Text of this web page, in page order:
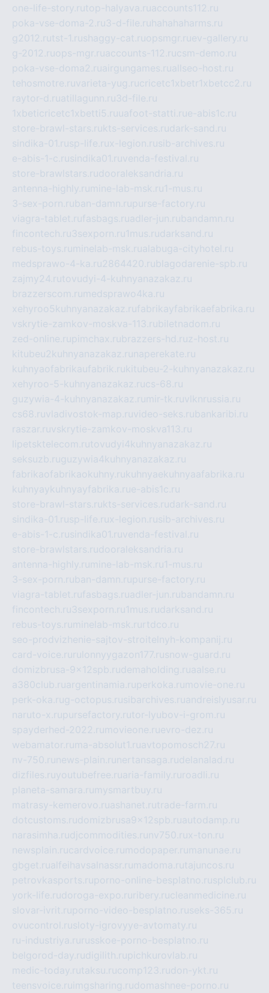
one-life-story.rutop-halyava.ruaccounts112.ru
poka-vse-doma-2.ru3-d-file.ru hahahaharms.ru
g2012.rutst-1.rushaggy-cat.ruopsmgr.ruev-gallery.ru
g-2012.ruops-mgr.ruaccounts-112.rucsm-demo.ru
poka-vse-doma2.ruairgungames.ruallseo-host.ru
tehosmotre.ruvarieta-yug.rucricetc1xbetr1xbetcc2.ru
raytor-d.ruatillagunn.ru3d-file.ru
1xbeticricetc1xbetti5.ruuafoot-statti.rue-abis1c.ru
store-brawl-stars.rukts-services.rudark-sand.ru
sindika-01.rusp-life.rux-legion.rusib-archives.ru
e-abis-1-c.rusindika01.ruvenda-festival.ru
store-brawlstars.rudooraleksandria.ru
antenna-highly.ru mine-lab-msk.ru1-mus.ru
3-sex-porn.ruban-damn.rupurse-factory.ru
viagra-tablet.rufasbags.ruadler-jun.rubandamn.ru
fincontech.ru3sexporn.ru1mus.rudarksand.ru
rebus-toys.ru minelab-msk.rualabuga-cityhotel.ru
medsprawo-4-ka.ru2864420.rublagodarenie-spb.ru
zajmy24.rutovudyi-4-kuhnyanazakaz.ru
brazzerscom.ru medsprawo4ka.ru
xehyroo5kuhnyanazakaz.rufabrikayfabrikaefabrika.ru
vskrytie-zamkov-moskva-113.rubiletnadom.ru
zed-online.rupimchax.rubrazzers-hd.ruz-host.ru
kitubeu2kuhnyanazakaz.ru naperekate.ru
kuhnyaofabrikaufabrik.rukitubeu-2-kuhnyanazakaz.ru
xehyroo-5-kuhnyanazakaz.rucs-68.ru
guzywia-4-kuhnyanazakaz.ru mir-tk.ruvlknrussia.ru
cs68.ruvladivostok-map.ruvideo-seks.rubankaribi.ru
raszar.ruvskrytie-zamkov-moskva113.ru
lipetsktelecom.rutovudyi4kuhnyanazakaz.ru
seksuzb.ruguzywia4kuhnyanazakaz.ru
fabrikaofabrikaokuhny.rukuhnyaekuhnyaafabrika.ru
kuhnyaykuhnyayfabrika.rue-abis1c.ru
store-brawl-stars.rukts-services.rudark-sand.ru
sindika-01.rusp-life.rux-legion.rusib-archives.ru
e-abis-1-c.rusindika01.ruvenda-festival.ru
store-brawlstars.rudooraleksandria.ru
antenna-highly.ru mine-lab-msk.ru1-mus.ru
3-sex-porn.ruban-damn.rupurse-factory.ru
viagra-tablet.rufasbags.ruadler-jun.rubandamn.ru
fincontech.ru3sexporn.ru1mus.rudarksand.ru
rebus-toys.ru minelab-msk.ru rtdco.ru
seo-prodvizhenie-sajtov-stroitelnyh-kompanij.ru
card-voice.ru rulonnyygazon177.rusnow-guard.ru
domizbrusa-9x12spb.rudemaholding.ruaalse.ru
a380club.ruargentinamia.ruperkoka.ru movie-one.ru
perk-oka.rug-octopus.rusibarchives.ruandreislyusar.ru
naruto-x.rupursefactory.rutor-lyubov-i-grom.ru
spayderhed-2022.ru movieone.ruevro-dez.ru
webamator.ru ma-absolut1.ruavtopomosch27.ru
nv-750.ru news-plain.ru nertansaga.rudelanalad.ru
dizfiles.ruyoutubefree.ruaria-family.ru roadli.ru
planeta-samara.ru mysmartbuy.ru
matrasy-kemerovo.ruashanet.rutrade-farm.ru
dotcustoms.rudomizbrusa9x12spb.ruautodamp.ru
narasimha.rudjcommodities.ru nv750.rux-ton.ru
newsplain.rucardvoice.ru modopaper.ru manunae.ru
gbget.rualfeihavsalnassr.ru madoma.rutajuncos.ru
petrovkasports.ruporno-online-besplatno.rusplclub.ru
york-life.rudoroga-expo.ru ribery.rucleanmedicine.ru
slovar-ivrit.ruporno-video-besplatno.ruseks-365.ru
ovucontrol.rusloty-igrovyye-avtomaty.ru
ru-industriya.ru russkoe-porno-besplatno.ru
belgorod-day.rudigilith.rupichkurovlab.ru
medic-today.rutaksu.rucomp123.rudon-ykt.ru
teensvoice.ru imgsharing.rudomashnee-porno.ru